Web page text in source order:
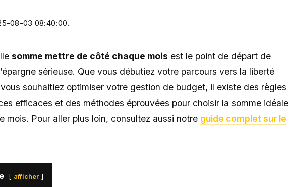
08-03 08:40:00.
somme mettre de côté chaque mois est le point de départ de
sérieuse. Que vous débutiez votre parcours vers la liberté
souhaitiez optimiser votre gestion de budget, il existe des règles
efficaces et des méthodes éprouvées pour choisir la somme idéale
mois. Pour aller plus loin, consultez aussi notre guide complet sur le
afficher